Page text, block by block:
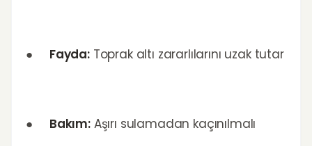
● Fayda:Toprak altı zararlılarını uzak tutar
● Bakım:Aşırı sulamadan kaçınılmalı